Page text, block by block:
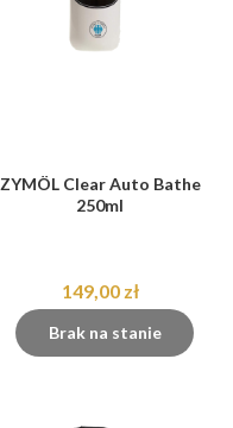
ZYMÖL Clear Auto Bathe
250ml
149,00 zł
Brak na stanie